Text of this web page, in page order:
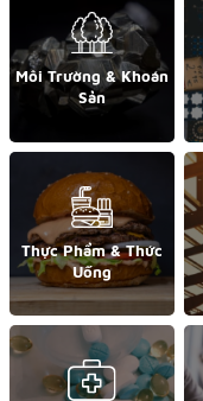
Môi Trường & Khoán
Sản
Thực Phẩm & Thức
Uống